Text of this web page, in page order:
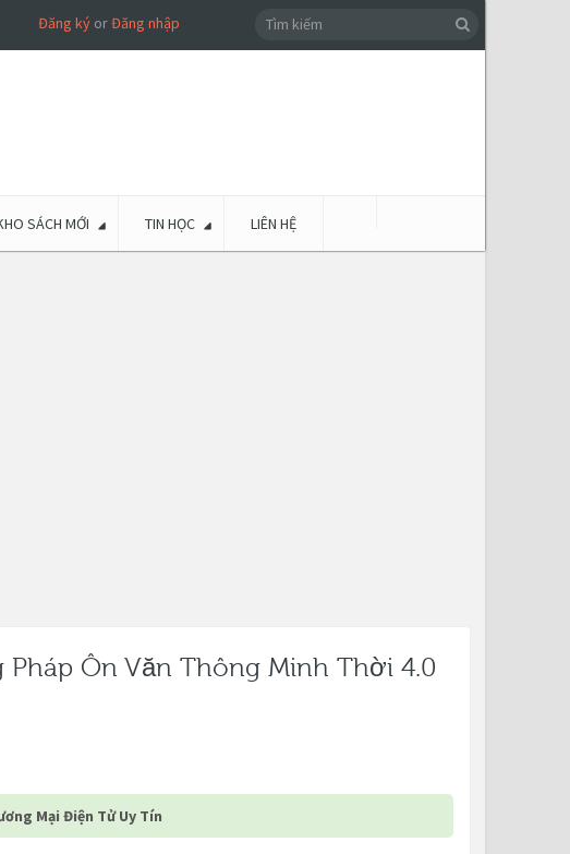
Đăng kýorĐăng nhập
SÁCH MỚI TIN HỌC LIÊN HỆ
Pháp Ôn Văn Thông Minh Thời 4.0
Mại Điện Tử Uy Tín